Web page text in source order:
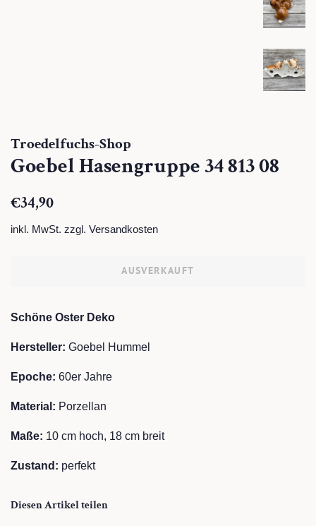
Troedelfuchs-Shop
Goebel Hasengruppe 34 813 08
Normaler
€34,90
inkl. MwSt. zzgl. Versandkosten
AUSVERKAUFT
Schöne Oster Deko
Hersteller: Goebel Hummel
Epoche: 60er Jahre
Material: Porzellan
Maße: 10 cm hoch, 18 cm breit
Zustand: perfekt
Diesen Artikel teilen